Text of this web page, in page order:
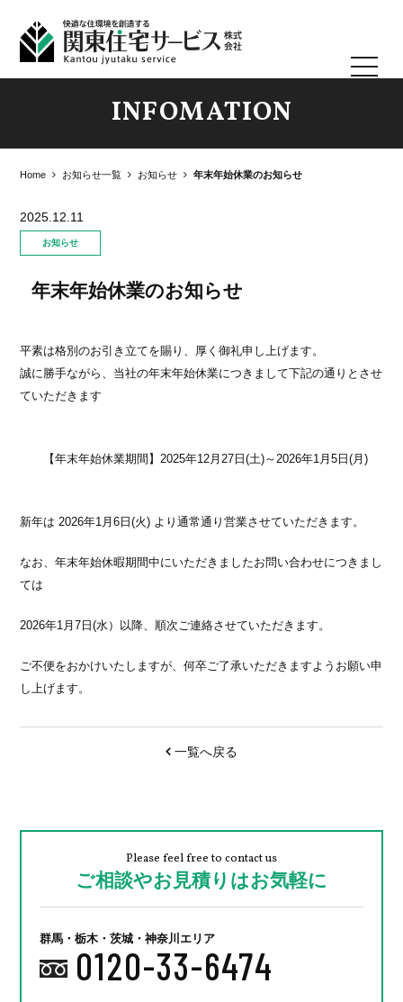
toggle
INFOMATION
Home お知らせ一覧 お知らせ 年末年始休業のお知らせ
2025.12.11
お知らせ
年末年始休業のお知らせ
平素は格別のお引き立てを賜り、厚く御礼申し上げます。
誠に勝手ながら、当社の年末年始休業につきまして下記の通りとさせ
ていただきます
【年末年始休業期間】2025年12月27日(土)～2026年1月5日(月)
新年は 2026年1月6日(火) より通常通り営業させていただきます。
なお、年末年始休暇期間中にいただきましたお問い合わせにつきまし
ては
2026年1月7日(水）以降、順次ご連絡させていただきます。
ご不便をおかけいたしますが、何卒ご了承いただきますようお願い申
し上げます。
一覧へ戻る
Please feel free to contact us
ご相談やお見積りはお気軽に
群馬・栃木・茨城・神奈川エリア
0120-33-6474